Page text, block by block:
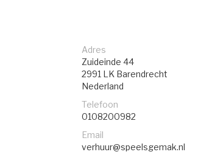
Adres
Zuideinde 44
2991 LK Barendrecht
Nederland
Telefoon
0108200982
Email
verhuur@speelsgemak.nl